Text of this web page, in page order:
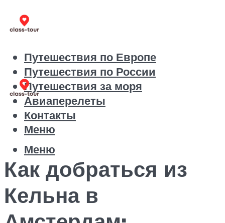
Путешествия по Европе
Путешествия по России
Путешествия за моря
Авиаперелеты
Контакты
Меню
Меню
Как добраться из
Кельна в